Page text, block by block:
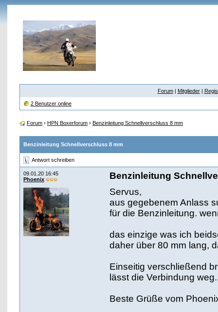
Forum| Mitglieder|
2 Benutzer online
Forum › HPN Boxerforum › Benzinleitung Schnellverschluss 8 mm
Benzinleitung Schnellverschluss 8 mm
Antwort schreiben
09.01.20 16:45
Phoenix
Benzinleitung
Servus,
aus gegebenem Anlass
für die Benzinleitung.
das einzige was ich
daher über 80 mm lang,
Einseitig verschließend
lässt die Verbindung
Beste Grüße vom